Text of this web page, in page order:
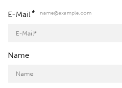
E-Mail* name@example.com
Name